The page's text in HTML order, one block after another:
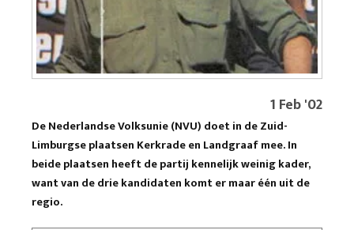
1 Feb '02
De Nederlandse Volksunie (NVU) doet in de Zuid-
Limburgse plaatsen Kerkrade en Landgraaf mee. In
beide plaatsen heeft de partij kennelijk weinig kader,
want van de drie kandidaten komt er maar één uit de
regio.